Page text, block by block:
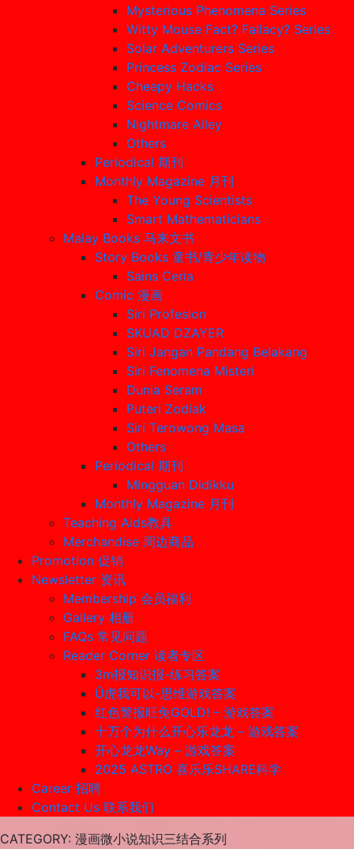
Mysterious Phenomena Series
Witty Mouse Fact? Fallacy? Series
Solar Adventurers Series
Princess Zodiac Series
Cheepy Hacks
Science Comics
Nightmare Alley
Others
Periodical 期刊
Monthly Magazine 月刊
The Young Scientists
Smart Mathematicians
Malay Books 马来文书
Story Books 童书/青少年读物
Sains Ceria
Comic 漫画
Siri Profesion
SKUAD DZAYER
Siri Jangan Pandang Belakang
Siri Fenomena Misteri
Dunia Seram
Puteri Zodiak
Siri Terowong Masa
Others
Periodical 期刊
Mingguan Didikku
Monthly Magazine 月刊
Teaching Aids教具
Merchandise 周边商品
Promotion 促销
Newsletter 资讯
Membership 会员福利
Gallery 相册
FAQs 常见问题
Reader Corner 读者专区
3m报知识报-练习答案
Ü虎我可以-思维游戏答案
红色警报旺兔GOLD! – 游戏答案
十万个为什么开心乐龙龙 – 游戏答案
开心龙龙Way – 游戏答案
2025 ASTRO 喜乐乐SHARE科学
Career 招聘
Contact Us 联系我们
CATEGORY: 漫画微小说知识三结合系列